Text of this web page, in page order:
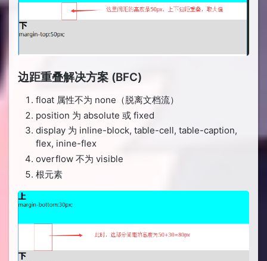
边距重叠解决方案 (BFC)
float 属性不为 none（脱离文档流）
position 为 absolute 或 fixed
display 为 inline-block, table-cell, table-caption,
flex, inine-flex
overflow 不为 visible
根元素